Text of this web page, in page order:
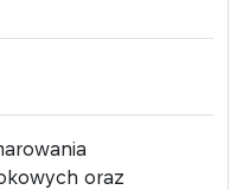
oraz